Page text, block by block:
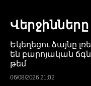
Վերջինները
Եկեղեցու ձայնը
են բարոյական
թեմ
06/08/2026 21:02